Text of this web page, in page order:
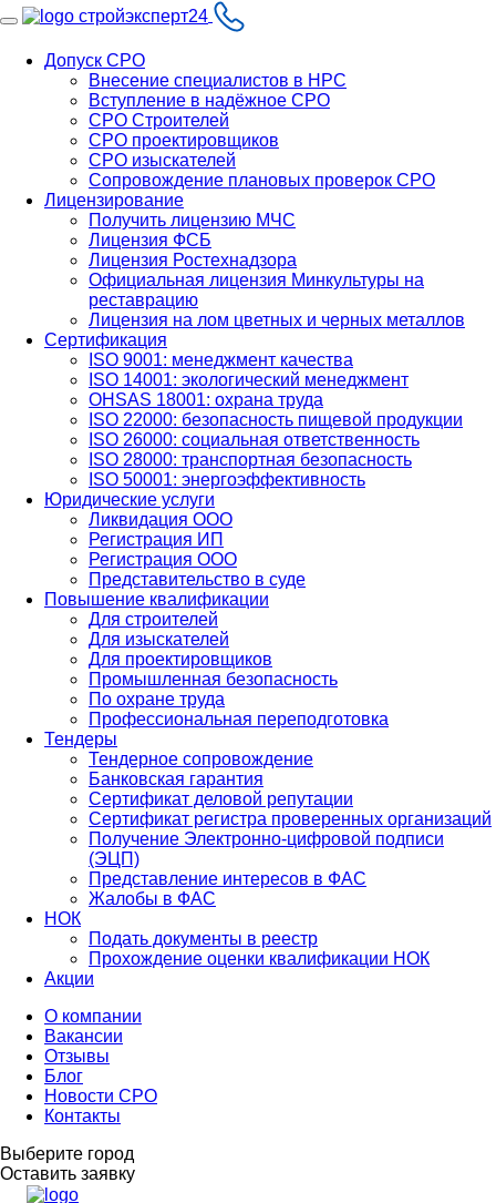
Допуск СРО
Внесение специалистов в НРС
Вступление в надёжное СРО
СРО Строителей
СРО проектировщиков
СРО изыскателей
Сопровождение плановых проверок СРО
Лицензирование
Получить лицензию МЧС
Лицензия ФСБ
Лицензия Ростехнадзора
Официальная лицензия Минкультуры на
реставрацию
Лицензия на лом цветных и черных металлов
Сертификация
ISO 9001: менеджмент качества
ISO 14001: экологический менеджмент
OHSAS 18001: охрана труда
ISO 22000: безопасность пищевой продукции
ISO 26000: социальная ответственность
ISO 28000: транспортная безопасность
ISO 50001: энергоэффективность
Юридические услуги
Ликвидация ООО
Регистрация ИП
Регистрация ООО
Представительство в суде
Повышение квалификации
Для строителей
Для изыскателей
Для проектировщиков
Промышленная безопасность
По охране труда
Профессиональная переподготовка
Тендеры
Тендерное сопровождение
Банковская гарантия
Сертификат деловой репутации
Сертификат регистра проверенных организаций
Получение Электронно-цифровой подписи
(ЭЦП)
Представление интересов в ФАС
Жалобы в ФАС
НОК
Подать документы в реестр
Прохождение оценки квалификации НОК
Акции
О компании
Вакансии
Отзывы
Блог
Новости СРО
Контакты
Выберите город
Оставить заявку